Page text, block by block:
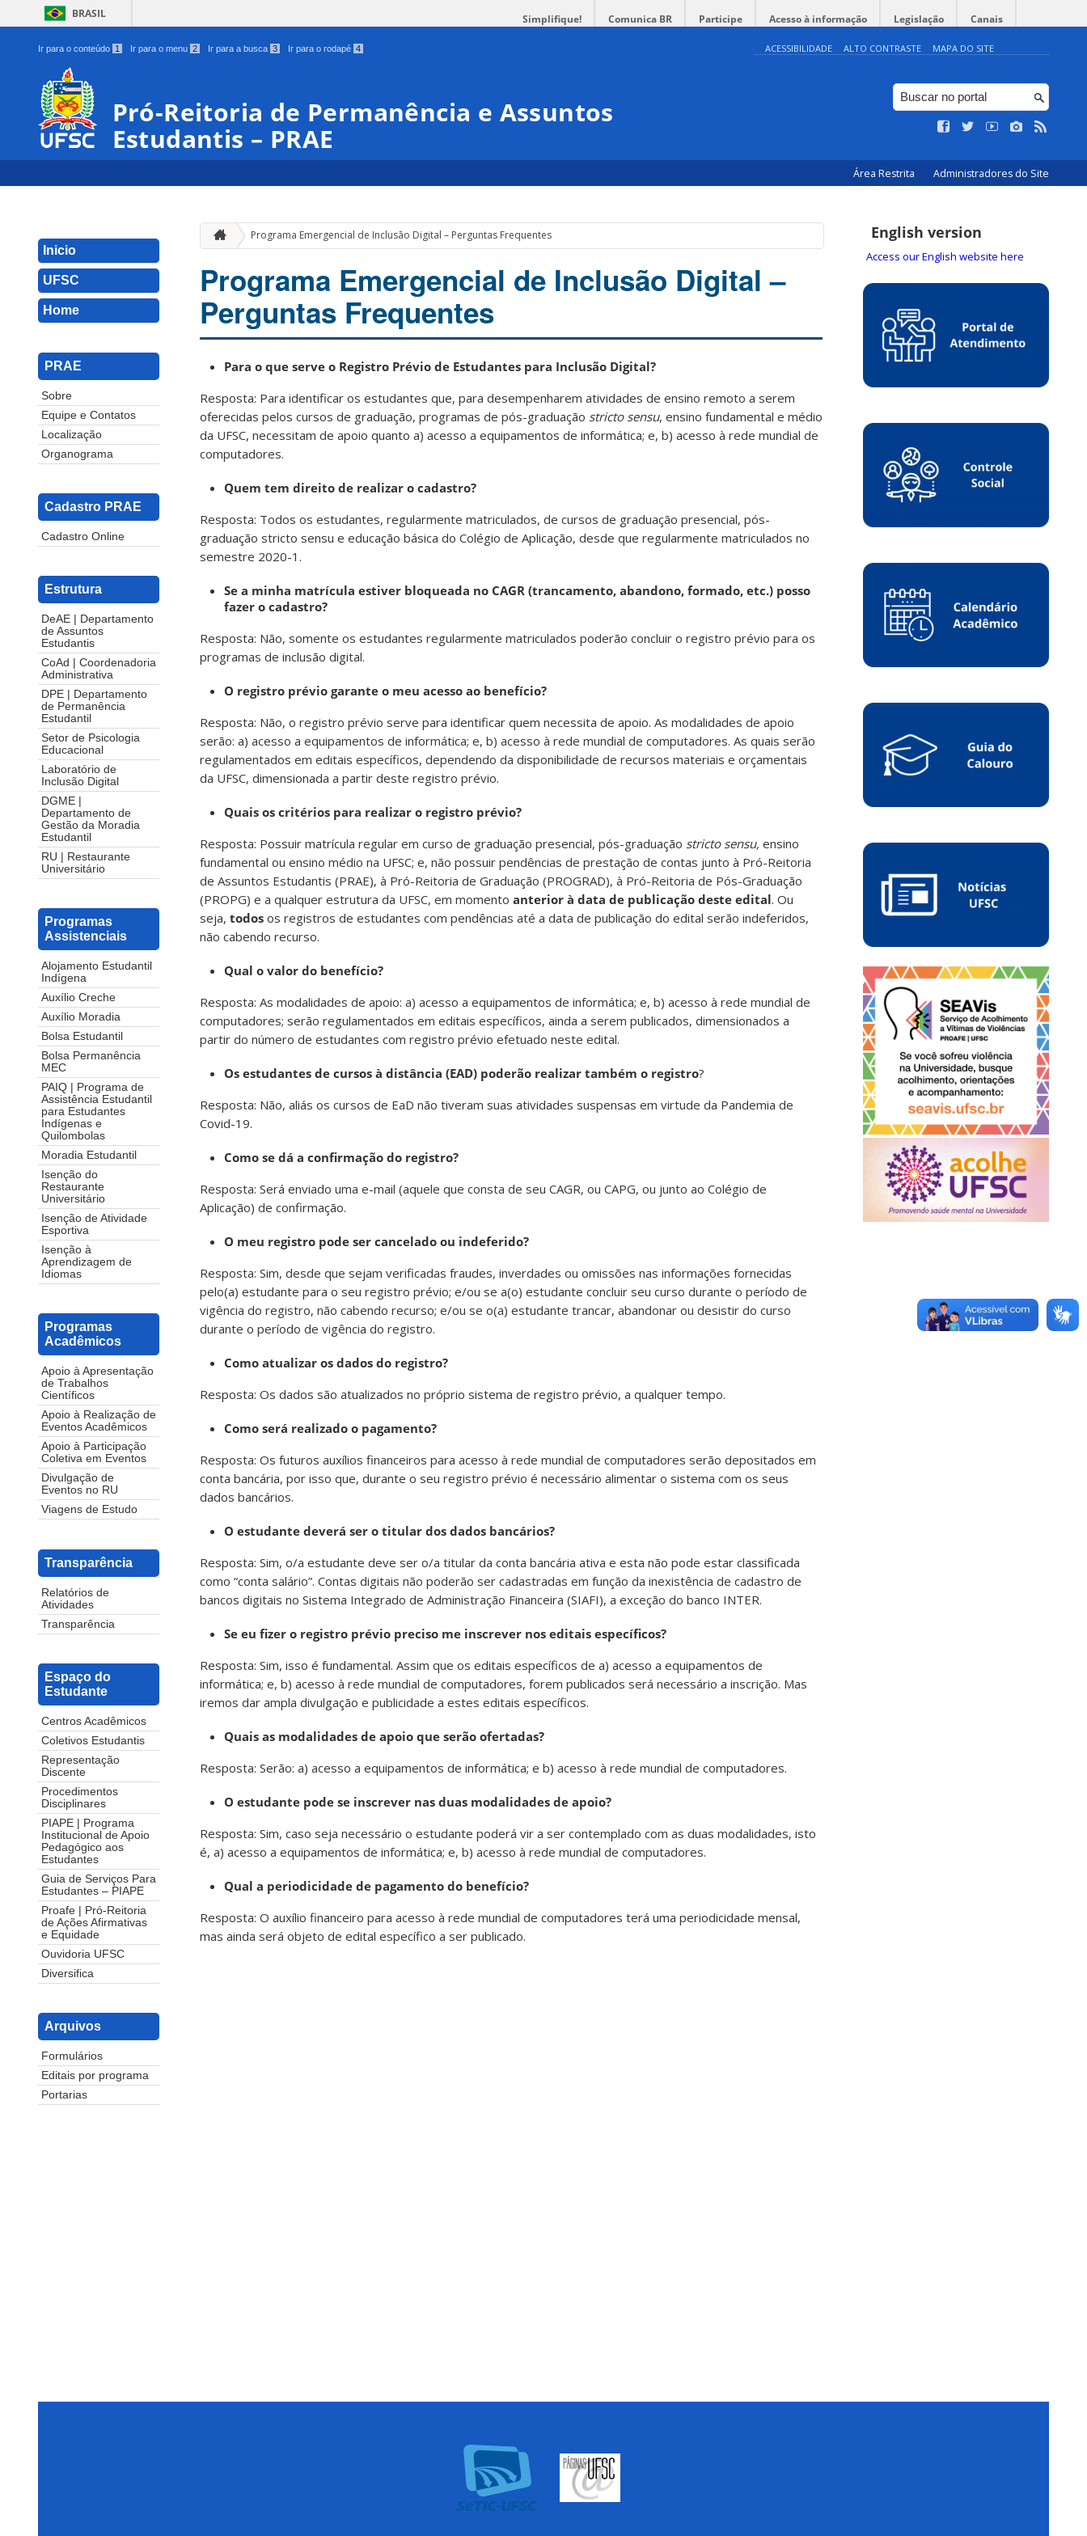
BRASIL Simplifique! Comunica BR Participe Acesso à informação Legislação Canais
Ir para o conteúdo 1 Ir para o menu 2 Ir para a busca 3 Ir para o rodapé 4 ACESSIBILIDADE ALTO CONTRASTE MAPA DO SITE
Pró-Reitoria de Permanência e Assuntos
Estudantis – PRAE
Área Restrita Administradores do Site
Inicio
UFSC
Home
PRAE
Sobre
Equipe e Contatos
Localização
Organograma
Cadastro PRAE
Cadastro Online
Estrutura
DeAE | Departamento
de Assuntos
Estudantis
CoAd | Coordenadoria
Administrativa
DPE | Departamento
de Permanência
Estudantil
Setor de Psicologia
Educacional
Laboratório de
Inclusão Digital
DGME |
Departamento de
Gestão da Moradia
Estudantil
RU | Restaurante
Universitário
Programas
Assistenciais
Alojamento Estudantil
Indígena
Auxílio Creche
Auxílio Moradia
Bolsa Estudantil
Bolsa Permanência
MEC
PAIQ | Programa de
Assistência Estudantil
para Estudantes
Indígenas e
Quilombolas
Moradia Estudantil
Isenção do
Restaurante
Universitário
Isenção de Atividade
Esportiva
Isenção à
Aprendizagem de
Idiomas
Programas
Acadêmicos
Apoio à Apresentação
de Trabalhos
Científicos
Apoio à Realização de
Eventos Acadêmicos
Apoio à Participação
Coletiva em Eventos
Divulgação de
Eventos no RU
Viagens de Estudo
Transparência
Relatórios de
Atividades
Transparência
Espaço do
Estudante
Centros Acadêmicos
Coletivos Estudantis
Representação
Discente
Procedimentos
Disciplinares
PIAPE | Programa
Institucional de Apoio
Pedagógico aos
Estudantes
Guia de Serviços Para
Estudantes – PIAPE
Proafe | Pró-Reitoria
de Ações Afirmativas
e Equidade
Ouvidoria UFSC
Diversifica
Arquivos
Formulários
Editais por programa
Portarias
Programa Emergencial de Inclusão Digital – Perguntas Frequentes
Programa Emergencial de Inclusão Digital –
Perguntas Frequentes
Para o que serve o Registro Prévio de Estudantes para Inclusão Digital?
Resposta: Para identificar os estudantes que, para desempenharem atividades de ensino remoto a serem
oferecidas pelos cursos de graduação, programas de pós-graduação stricto sensu, ensino fundamental e médio
da UFSC, necessitam de apoio quanto a) acesso a equipamentos de informática; e, b) acesso à rede mundial de
computadores.
Quem tem direito de realizar o cadastro?
Resposta: Todos os estudantes, regularmente matriculados, de cursos de graduação presencial, pós-
graduação stricto sensu e educação básica do Colégio de Aplicação, desde que regularmente matriculados no
semestre 2020-1.
Se a minha matrícula estiver bloqueada no CAGR (trancamento, abandono, formado, etc.) posso
fazer o cadastro?
Resposta: Não, somente os estudantes regularmente matriculados poderão concluir o registro prévio para os
programas de inclusão digital.
O registro prévio garante o meu acesso ao benefício?
Resposta: Não, o registro prévio serve para identificar quem necessita de apoio. As modalidades de apoio
serão: a) acesso a equipamentos de informática; e, b) acesso à rede mundial de computadores. As quais serão
regulamentados em editais específicos, dependendo da disponibilidade de recursos materiais e orçamentais
da UFSC, dimensionada a partir deste registro prévio.
Quais os critérios para realizar o registro prévio?
Resposta: Possuir matrícula regular em curso de graduação presencial, pós-graduação stricto sensu, ensino
fundamental ou ensino médio na UFSC; e, não possuir pendências de prestação de contas junto à Pró-Reitoria
de Assuntos Estudantis (PRAE), à Pró-Reitoria de Graduação (PROGRAD), à Pró-Reitoria de Pós-Graduação
(PROPG) e a qualquer estrutura da UFSC, em momento anterior à data de publicação deste edital. Ou
seja, todos os registros de estudantes com pendências até a data de publicação do edital serão indeferidos,
não cabendo recurso.
Qual o valor do benefício?
Resposta: As modalidades de apoio: a) acesso a equipamentos de informática; e, b) acesso à rede mundial de
computadores; serão regulamentados em editais específicos, ainda a serem publicados, dimensionados a
partir do número de estudantes com registro prévio efetuado neste edital.
Os estudantes de cursos à distância (EAD) poderão realizar também o registro?
Resposta: Não, aliás os cursos de EaD não tiveram suas atividades suspensas em virtude da Pandemia de
Covid-19.
Como se dá a confirmação do registro?
Resposta: Será enviado uma e-mail (aquele que consta de seu CAGR, ou CAPG, ou junto ao Colégio de
Aplicação) de confirmação.
O meu registro pode ser cancelado ou indeferido?
Resposta: Sim, desde que sejam verificadas fraudes, inverdades ou omissões nas informações fornecidas
pelo(a) estudante para o seu registro prévio; e/ou se a(o) estudante concluir seu curso durante o período de
vigência do registro, não cabendo recurso; e/ou se o(a) estudante trancar, abandonar ou desistir do curso
durante o período de vigência do registro.
Como atualizar os dados do registro?
Resposta: Os dados são atualizados no próprio sistema de registro prévio, a qualquer tempo.
Como será realizado o pagamento?
Resposta: Os futuros auxílios financeiros para acesso à rede mundial de computadores serão depositados em
conta bancária, por isso que, durante o seu registro prévio é necessário alimentar o sistema com os seus
dados bancários.
O estudante deverá ser o titular dos dados bancários?
Resposta: Sim, o/a estudante deve ser o/a titular da conta bancária ativa e esta não pode estar classificada
como “conta salário”. Contas digitais não poderão ser cadastradas em função da inexistência de cadastro de
bancos digitais no Sistema Integrado de Administração Financeira (SIAFI), a exceção do banco INTER.
Se eu fizer o registro prévio preciso me inscrever nos editais específicos?
Resposta: Sim, isso é fundamental. Assim que os editais específicos de a) acesso a equipamentos de
informática; e, b) acesso à rede mundial de computadores, forem publicados será necessário a inscrição. Mas
iremos dar ampla divulgação e publicidade a estes editais específicos.
Quais as modalidades de apoio que serão ofertadas?
Resposta: Serão: a) acesso a equipamentos de informática; e b) acesso à rede mundial de computadores.
O estudante pode se inscrever nas duas modalidades de apoio?
Resposta: Sim, caso seja necessário o estudante poderá vir a ser contemplado com as duas modalidades, isto
é, a) acesso a equipamentos de informática; e, b) acesso à rede mundial de computadores.
Qual a periodicidade de pagamento do benefício?
Resposta: O auxílio financeiro para acesso à rede mundial de computadores terá uma periodicidade mensal,
mas ainda será objeto de edital específico a ser publicado.
English version
Access our English website here